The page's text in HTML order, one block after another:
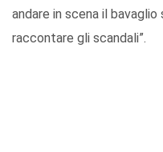
andare in scena il
raccontare gli scandali”.